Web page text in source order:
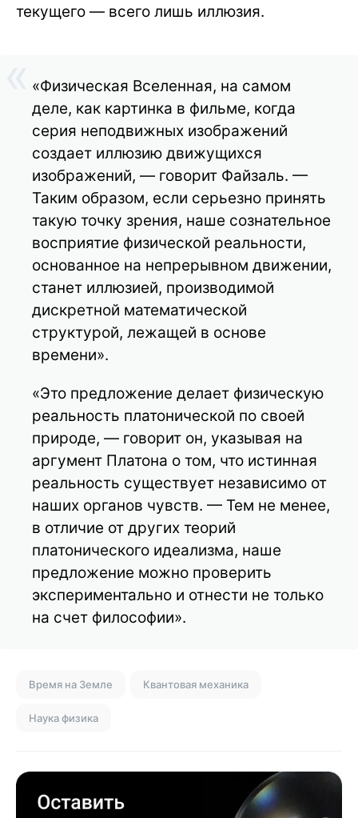
текущего — всего лишь иллюзия.
«Физическая Вселенная, на самом
деле, как картинка в фильме, когда
серия неподвижных изображений
создает иллюзию движущихся
изображений, — говорит Файзаль. —
Таким образом, если серьезно принять
такую точку зрения, наше сознательное
восприятие физической реальности,
основанное на непрерывном движении,
станет иллюзией, производимой
дискретной математической
структурой, лежащей в основе
времени».
«Это предложение делает физическую
реальность платонической по своей
природе, — говорит он, указывая на
аргумент Платона о том, что истинная
реальность существует независимо от
наших органов чувств. — Тем не менее,
в отличие от других теорий
платонического идеализма, наше
предложение можно проверить
экспериментально и отнести не только
на счет философии».
Время на Земле Квантовая механика
Наука физика